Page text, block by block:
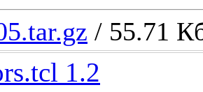
/ 55.71
1.2